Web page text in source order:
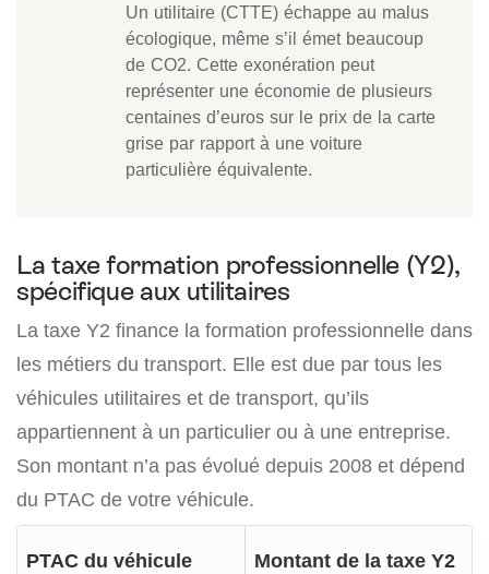
Un utilitaire (CTTE) échappe au malus
écologique, même s’il émet beaucoup
de CO2. Cette exonération peut
représenter une économie de plusieurs
centaines d’euros sur le prix de la carte
grise par rapport à une voiture
particulière équivalente.
La taxe formation professionnelle (Y2),
spécifique aux utilitaires
La taxe Y2 finance la formation professionnelle dans
les métiers du transport. Elle est due par tous les
véhicules utilitaires et de transport, qu’ils
appartiennent à un particulier ou à une entreprise.
Son montant n’a pas évolué depuis 2008 et dépend
du PTAC de votre véhicule.
PTAC du véhicule Montant de la taxe Y2